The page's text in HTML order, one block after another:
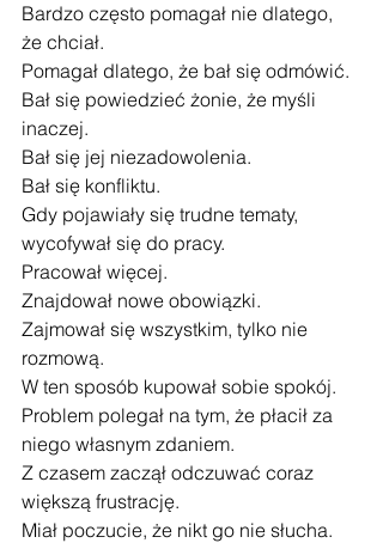
Bardzo często pomagał nie dlatego,
że chciał.
Pomagał dlatego, że bał się odmówić.
Bał się powiedzieć żonie, że myśli
inaczej.
Bał się jej niezadowolenia.
Bał się konfliktu.
Gdy pojawiały się trudne tematy,
wycofywał się do pracy.
Pracował więcej.
Znajdował nowe obowiązki.
Zajmował się wszystkim, tylko nie
rozmową.
W ten sposób kupował sobie spokój.
Problem polegał na tym, że płacił za
niego własnym zdaniem.
Z czasem zaczął odczuwać coraz
większą frustrację.
Miał poczucie, że nikt go nie słucha.